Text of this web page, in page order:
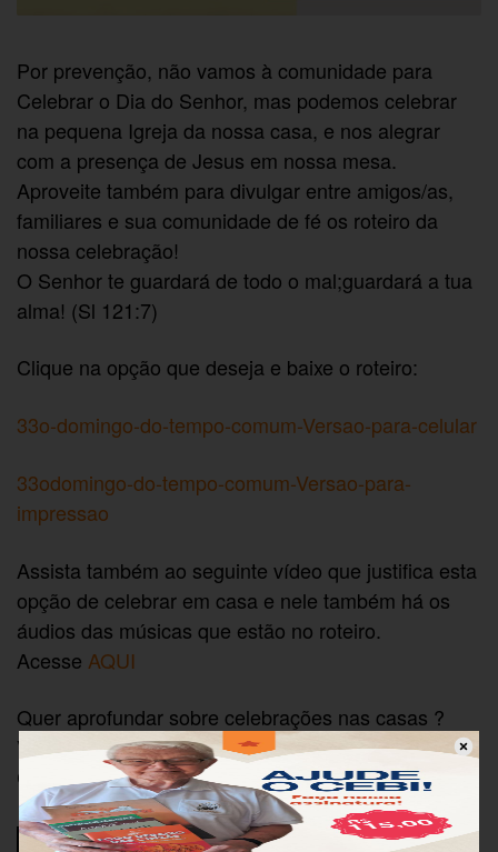
Por prevenção, não vamos à comunidade para
Celebrar o Dia do Senhor, mas podemos celebrar
na pequena Igreja da nossa casa, e nos alegrar
com a presença de Jesus em nossa mesa.
Aproveite também para divulgar entre amigos/as,
familiares e sua comunidade de fé os roteiro da
nossa celebração!
O Senhor te guardará de todo o mal;guardará a tua
alma! (Sl 121:7)
Clique na opção que deseja e baixe o roteiro:
33o-domingo-do-tempo-comum-Versao-para-celular
33odomingo-do-tempo-comum-Versao-para-
impressao
Assista também ao seguinte vídeo que justifica esta
opção de celebrar em casa e nele também há os
áudios das músicas que estão no roteiro.
Acesse AQUI
Quer aprofundar sobre celebrações nas casas ?
Veja esta publicação do CEBI, assinada pelo Frei
Carlos Mesters
CEBI Editora